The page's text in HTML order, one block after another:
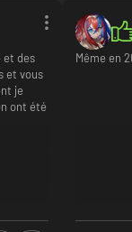
pouvoir
avoir à
comme
et des
et vous
je
ont été
Même en